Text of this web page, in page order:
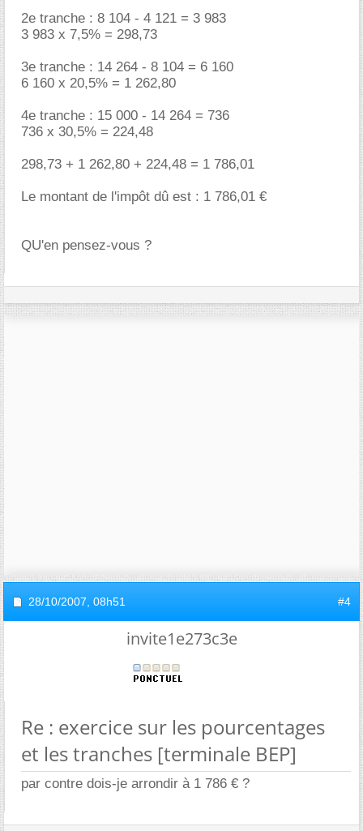
2e tranche : 8 104 - 4 121 = 3 983
3 983 x 7,5% = 298,73
3e tranche : 14 264 - 8 104 = 6 160
6 160 x 20,5% = 1 262,80
4e tranche : 15 000 - 14 264 = 736
736 x 30,5% = 224,48
298,73 + 1 262,80 + 224,48 = 1 786,01
Le montant de l'impôt dû est : 1 786,01
QU'en pensez-vous ?
28/10/2007, 08h51 #4
invite1e273c3e
Re : exercice sur les pourcentages
et les tranches [terminale BEP]
par contre dois-je arrondir à 1 786 € ?